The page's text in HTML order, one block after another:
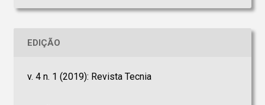
EDIÇÃO
v. 4 n. 1 (2019): Revista Tecnia